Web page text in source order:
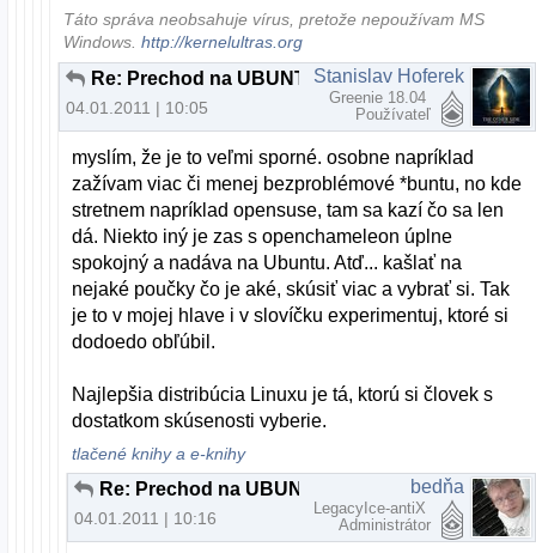
Táto správa neobsahuje vírus, pretože nepoužívam MS
Windows.http://kernelultras.org
Re: Prechod na UBUNTU
04.01.2011 | 10:05
Stanislav Hoferek
Greenie 18.04
Používateľ
myslím, že je to veľmi sporné. osobne napríklad
zažívam viac či menej bezproblémové *buntu, no kde
stretnem napríklad opensuse, tam sa kazí čo sa len
dá. Niekto iný je zas s openchameleon úplne
spokojný a nadáva na Ubuntu. Atď... kašlať na
nejaké poučky čo je aké, skúsiť viac a vybrať si. Tak
je to v mojej hlave i v slovíčku experimentuj, ktoré si
dodoedo obľúbil.
Najlepšia distribúcia Linuxu je tá, ktorú si človek s
dostatkom skúsenosti vyberie.
tlačené knihy a e-knihy
Re: Prechod na UBUNTU
04.01.2011 | 10:16
bedňa
LegacyIce-antiX
Administrátor